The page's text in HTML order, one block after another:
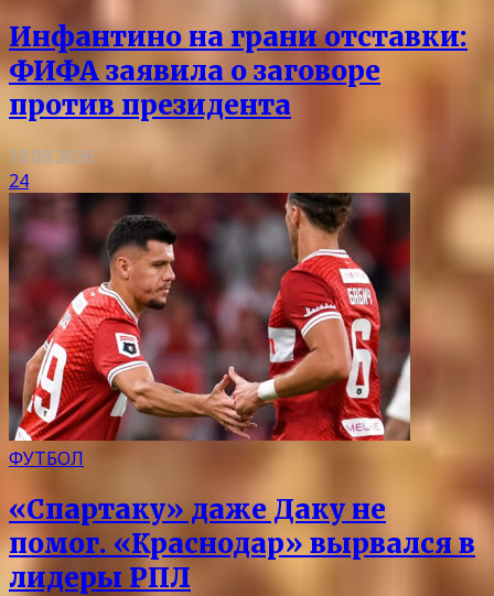
Инфантино на грани отставки:
ФИФА заявила о заговоре
против президента
10.08.2026
24
ФУТБОЛ
«Спартаку» даже Даку не
помог. «Краснодар» вырвался в
лидеры РПЛ